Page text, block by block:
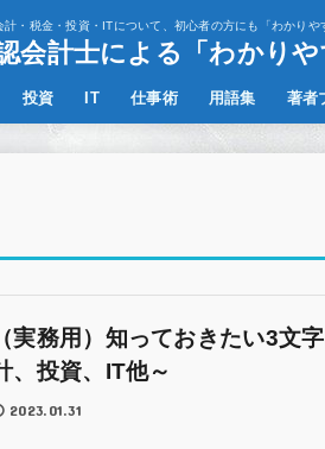
計・税金・投資・ITについて、初心者の方にも「わかりや
会計士による「わかり
投資 IT 仕事術 用語集 著者
実務用）知っておきたい3文
、投資、IT他～
2023.01.31